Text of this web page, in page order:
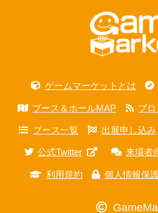
ゲームマーケットとは
ブース＆ホールMAP ブ
ブース一覧 出展申し込み
公式Twitter 来場者
利用規約 個人情報保